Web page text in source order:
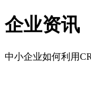
企业资讯
中小企业如何利用